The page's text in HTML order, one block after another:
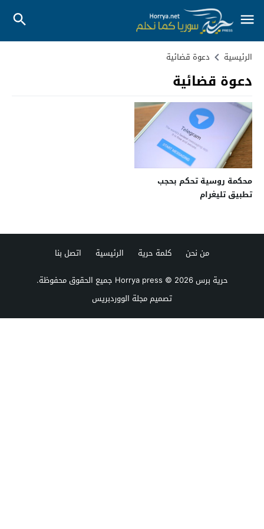
الرئيسية دعوة قضائية
دعوة قضائية
محكمة روسية تحكم بحجب
تطبيق تليغرام
من نحن كلمة حرية الرئيسية
اتصل بنا
حرية برس Horrya press© 2026 جميع الحقوق محفوظة.
تصميممجلة الووردبريس